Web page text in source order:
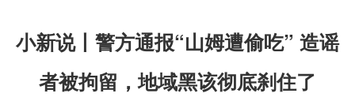
小新说丨警方通报“山姆遭偷吃” 造谣
者被拘留，地域黑该彻底刹住了